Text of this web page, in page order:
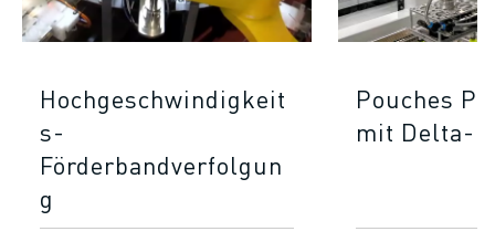
Hochgeschwindigkeit
s-
Förderbandverfolgun
g
Pouches
mit Delta-